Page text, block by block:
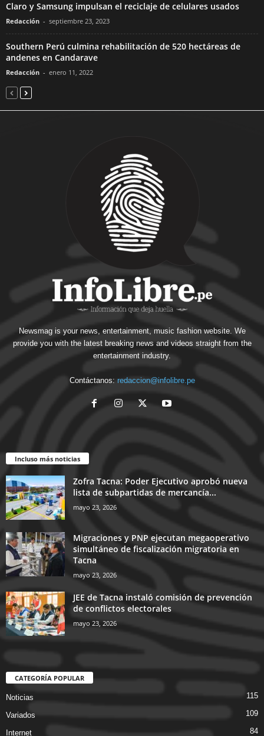
Claro y Samsung impulsan el reciclaje de celulares usados
Redacción - septiembre 23, 2023
Southern Perú culmina rehabilitación de 520 hectáreas de
andenes en Candarave
Redacción - enero 11, 2022
Newsmag is your news, entertainment, music fashion website. We
provide you with the latest breaking news and videos straight from the
entertainment industry.
Contáctanos: redaccion@infolibre.pe
Incluso más noticias
Zofra Tacna: Poder Ejecutivo aprobó nueva
lista de subpartidas de mercancía...
mayo 23, 2026
Migraciones y PNP ejecutan megaoperativo
simultáneo de fiscalización migratoria en
Tacna
mayo 23, 2026
JEE de Tacna instaló comisión de prevención
de conflictos electorales
mayo 23, 2026
CATEGORÍA POPULAR
Noticias 115
Variados 109
Internet 84